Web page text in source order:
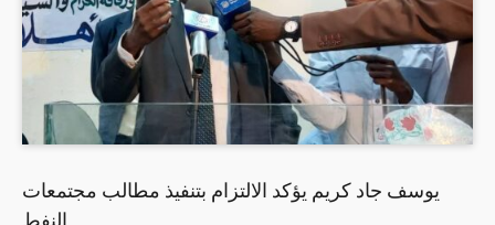
يوسف جاد كريم يؤكد الالتزام بتنفيذ مطالب مجتمعات